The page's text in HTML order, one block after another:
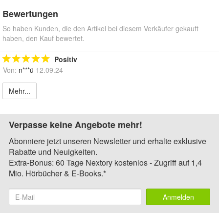
Bewertungen
So haben Kunden, die den Artikel bei diesem Verkäufer gekauft
haben, den Kauf bewertet.
Positiv
Von: n***ü 12.09.24
Mehr...
Verpasse keine Angebote mehr!
Abonniere jetzt unseren Newsletter und erhalte exklusive
Rabatte und Neuigkeiten.
Extra-Bonus: 60 Tage Nextory kostenlos - Zugriff auf 1,4
Mio. Hörbücher & E-Books.*
Anmelden